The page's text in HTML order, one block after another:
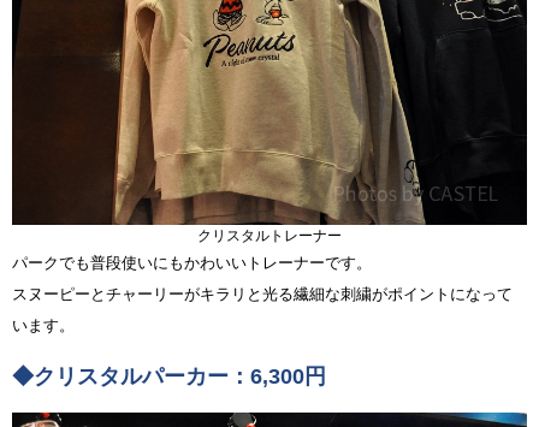
クリスタルトレーナー
パークでも普段使いにもかわいいトレーナーです。
スヌーピーとチャーリーがキラリと光る繊細な刺繍がポイントになって
います。
◆クリスタルパーカー：6,300円